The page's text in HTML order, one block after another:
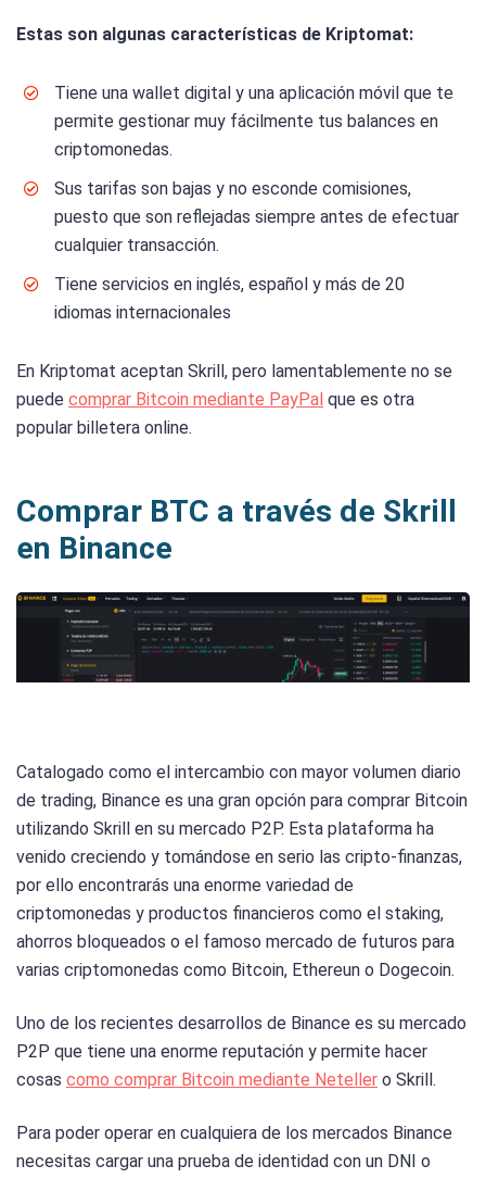
Estas son algunas características de Kriptomat:
Tiene una wallet digital y una aplicación móvil que te
permite gestionar muy fácilmente tus balances en
criptomonedas.
Sus tarifas son bajas y no esconde comisiones,
puesto que son reflejadas siempre antes de efectuar
cualquier transacción.
Tiene servicios en inglés, español y más de 20
idiomas internacionales
En Kriptomat aceptan Skrill, pero lamentablemente no se
puede comprar Bitcoin mediante PayPal que es otra
popular billetera online.
Comprar BTC a través de Skrill
en Binance
Catalogado como el intercambio con mayor volumen diario
de trading, Binance es una gran opción para comprar Bitcoin
utilizando Skrill en su mercado P2P. Esta plataforma ha
venido creciendo y tomándose en serio las cripto-finanzas,
por ello encontrarás una enorme variedad de
criptomonedas y productos financieros como el staking,
ahorros bloqueados o el famoso mercado de futuros para
varias criptomonedas como Bitcoin, Ethereun o Dogecoin.
Uno de los recientes desarrollos de Binance es su mercado
P2P que tiene una enorme reputación y permite hacer
cosas como comprar Bitcoin mediante Neteller o Skrill.
Para poder operar en cualquiera de los mercados Binance
necesitas cargar una prueba de identidad con un DNI o